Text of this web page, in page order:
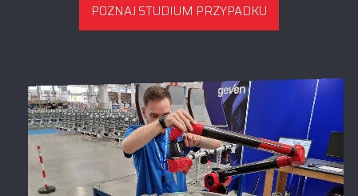
POZNAJ STUDIUM PRZYPADKU